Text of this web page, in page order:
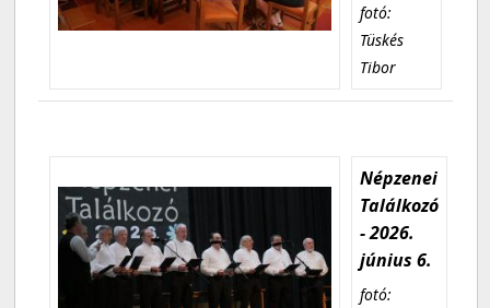
fotó:
Tüskés
Tibor
Népzenei
Találkozó
- 2026.
június 6.
fotó: